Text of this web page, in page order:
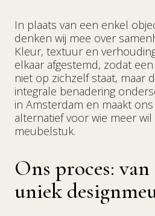
In plaats van een enkel
denken wij mee over
Kleur, textuur en
elkaar afgestemd, zodat
niet op zichzelf staat, maar
integrale benadering
in Amsterdam en maakt
alternatief voor wie meer
meubelstuk.
Ons proces:
uniek